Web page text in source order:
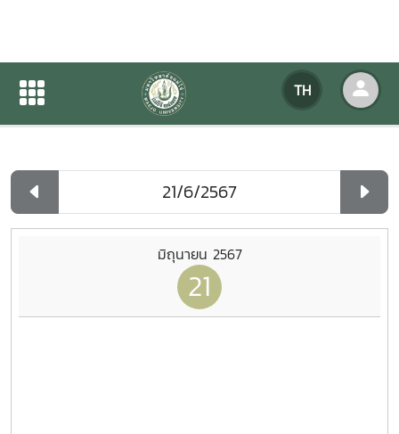
TH
ปฏิทินกิจกรรมของหน่วยงาน
ปฏิทินกิจกรรมของหน่วยงาน
มิถุนายน 2567
21